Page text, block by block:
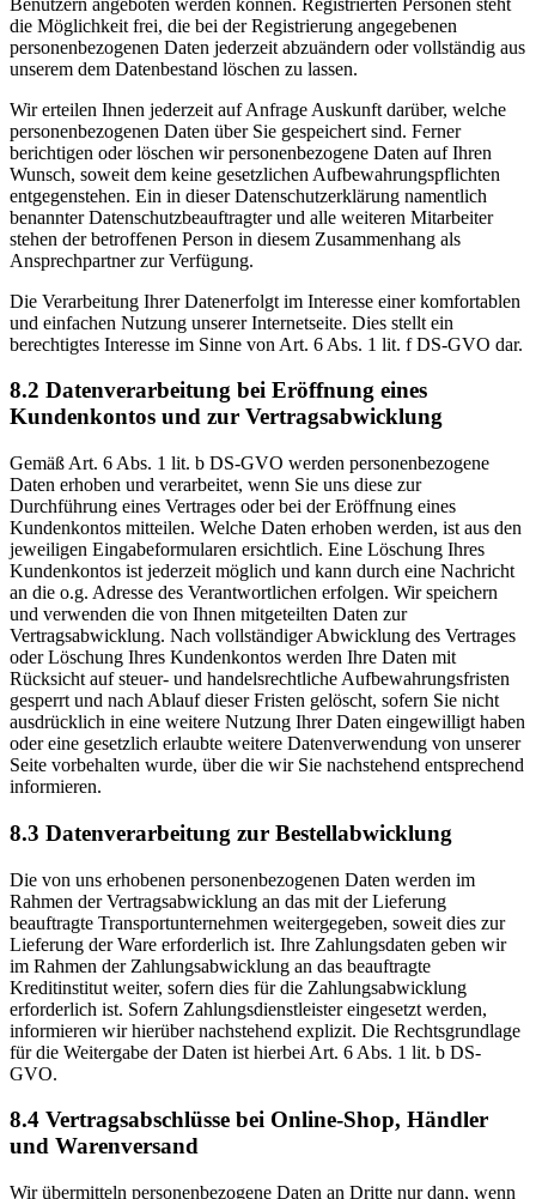
die Möglichkeit frei, die bei der Registrierung angegebenen
personenbezogenen Daten jederzeit abzuändern oder vollständig aus
unserem dem Datenbestand löschen zu lassen.
Wir erteilen Ihnen jederzeit auf Anfrage Auskunft darüber, welche
personenbezogenen Daten über Sie gespeichert sind. Ferner
berichtigen oder löschen wir personenbezogene Daten auf Ihren
Wunsch, soweit dem keine gesetzlichen Aufbewahrungspflichten
entgegenstehen. Ein in dieser Datenschutzerklärung namentlich
benannter Datenschutzbeauftragter und alle weiteren Mitarbeiter
stehen der betroffenen Person in diesem Zusammenhang als
Ansprechpartner zur Verfügung.
Die Verarbeitung Ihrer Datenerfolgt im Interesse einer komfortablen
und einfachen Nutzung unserer Internetseite. Dies stellt ein
berechtigtes Interesse im Sinne von Art. 6 Abs. 1 lit. f DS-GVO dar.
8.2 Datenverarbeitung bei Eröffnung eines
Kundenkontos und zur Vertragsabwicklung
Gemäß Art. 6 Abs. 1 lit. b DS-GVO werden personenbezogene
Daten erhoben und verarbeitet, wenn Sie uns diese zur
Durchführung eines Vertrages oder bei der Eröffnung eines
Kundenkontos mitteilen. Welche Daten erhoben werden, ist aus den
jeweiligen Eingabeformularen ersichtlich. Eine Löschung Ihres
Kundenkontos ist jederzeit möglich und kann durch eine Nachricht
an die o.g. Adresse des Verantwortlichen erfolgen. Wir speichern
und verwenden die von Ihnen mitgeteilten Daten zur
Vertragsabwicklung. Nach vollständiger Abwicklung des Vertrages
oder Löschung Ihres Kundenkontos werden Ihre Daten mit
Rücksicht auf steuer- und handelsrechtliche Aufbewahrungsfristen
gesperrt und nach Ablauf dieser Fristen gelöscht, sofern Sie nicht
ausdrücklich in eine weitere Nutzung Ihrer Daten eingewilligt haben
oder eine gesetzlich erlaubte weitere Datenverwendung von unserer
Seite vorbehalten wurde, über die wir Sie nachstehend entsprechend
informieren.
8.3 Datenverarbeitung zur Bestellabwicklung
Die von uns erhobenen personenbezogenen Daten werden im
Rahmen der Vertragsabwicklung an das mit der Lieferung
beauftragte Transportunternehmen weitergegeben, soweit dies zur
Lieferung der Ware erforderlich ist. Ihre Zahlungsdaten geben wir
im Rahmen der Zahlungsabwicklung an das beauftragte
Kreditinstitut weiter, sofern dies für die Zahlungsabwicklung
erforderlich ist. Sofern Zahlungsdienstleister eingesetzt werden,
informieren wir hierüber nachstehend explizit. Die Rechtsgrundlage
für die Weitergabe der Daten ist hierbei Art. 6 Abs. 1 lit. b DS-
GVO.
8.4 Vertragsabschlüsse bei Online-Shop, Händler
und Warenversand
Wir übermitteln personenbezogene Daten an Dritte nur dann, wenn